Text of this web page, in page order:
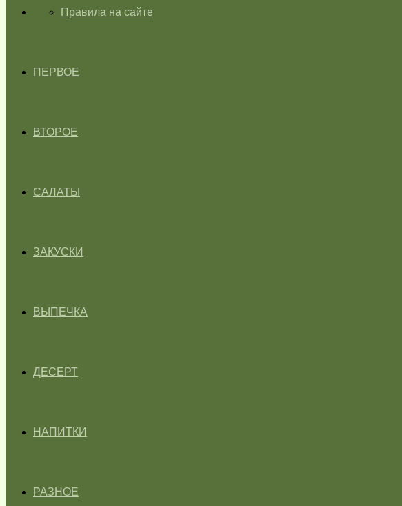
ГЛАВНАЯПравила на сайте
ПЕРВОЕ
ВТОРОЕ
САЛАТЫ
ЗАКУСКИ
ВЫПЕЧКА
ДЕСЕРТ
НАПИТКИ
РАЗНОЕ